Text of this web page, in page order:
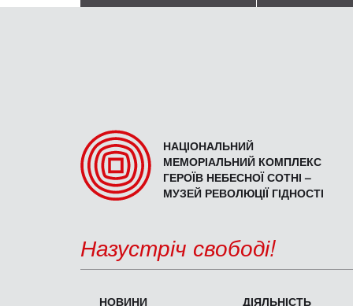
НАЦІОНАЛЬНИЙ
МЕМОРІАЛЬНИЙ КОМПЛЕКС
ГЕРОЇВ НЕБЕСНОЇ СОТНІ –
МУЗЕЙ РЕВОЛЮЦІЇ ГІДНОСТІ
Назустріч свободі!
НОВИНИ
ДІЯЛЬНІСТЬ